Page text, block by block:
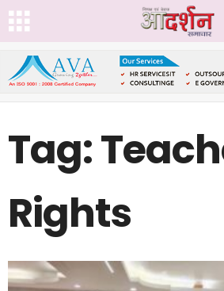
Tag:
Rights